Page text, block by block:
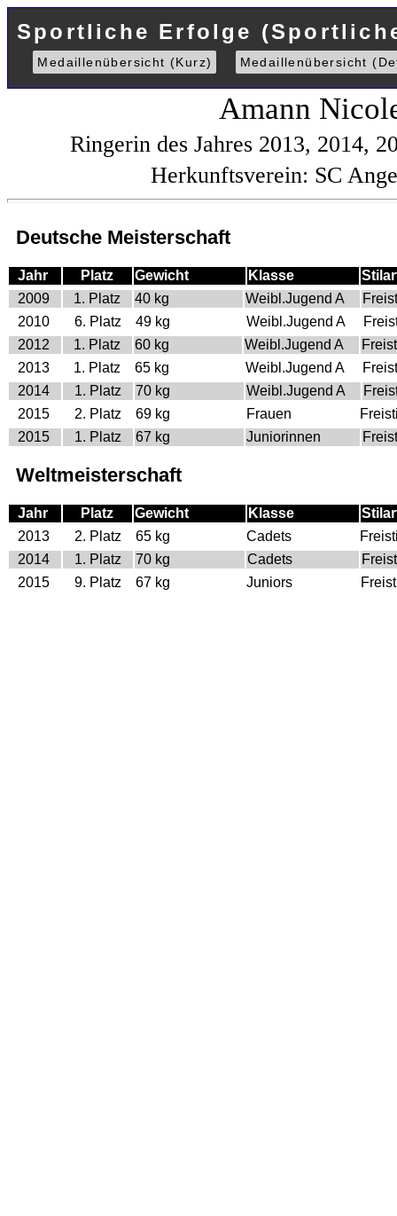
Sportliche Erfolge
Medaillenübersicht (Kurz) Medaillenübersicht
Amann
Ringerin des Jahres 2013, 2014,
Herkunftsverein: SC
Deutsche Meisterschaft
Jahr Platz Gewicht Klasse
2009
1. Platz 40 kg Weibl.Jugend A
2010
6. Platz 49 kg Weibl.Jugend A
2012
1. Platz 60 kg Weibl.Jugend A
2013
1. Platz 65 kg Weibl.Jugend A
2014
1. Platz 70 kg Weibl.Jugend A
2015
2. Platz 69 kg Frauen
2015
1. Platz 67 kg Juniorinnen
Weltmeisterschaft
Jahr Platz Gewicht Klasse
2013
2. Platz 65 kg Cadets
2014
1. Platz 70 kg Cadets
2015
9. Platz 67 kg Juniors